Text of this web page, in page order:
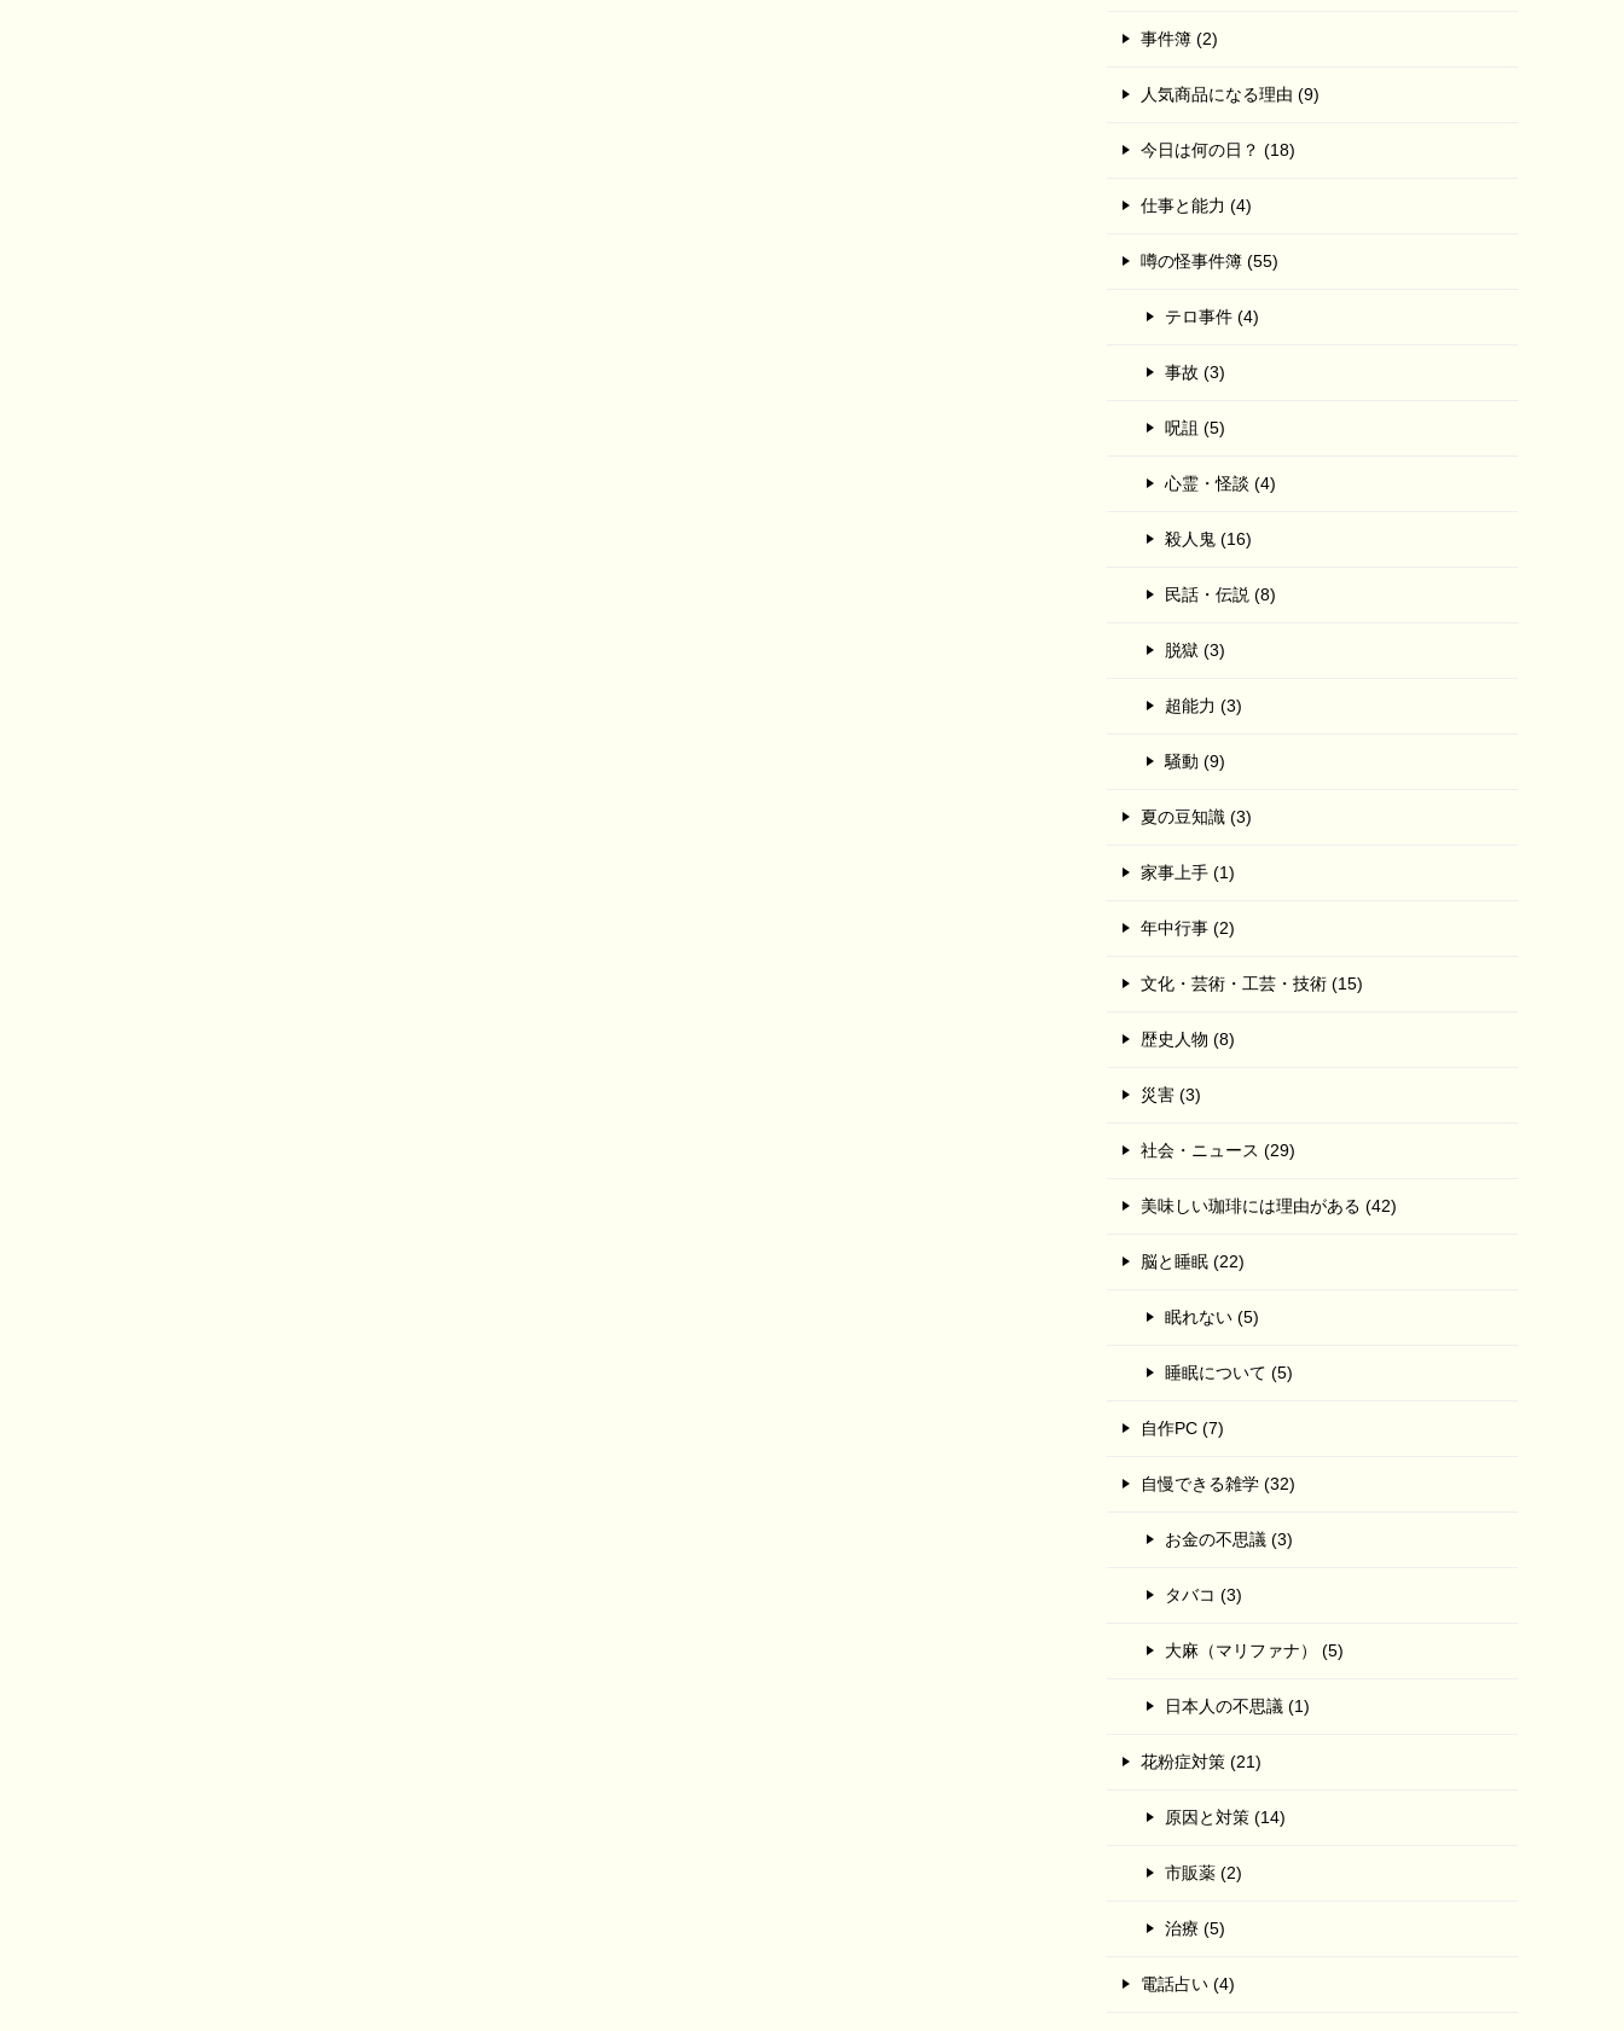
事件簿 (2)
人気商品になる理由 (9)
今日は何の日？ (18)
仕事と能力 (4)
噂の怪事件簿 (55)
テロ事件 (4)
事故 (3)
呪詛 (5)
心霊・怪談 (4)
殺人鬼 (16)
民話・伝説 (8)
脱獄 (3)
超能力 (3)
騒動 (9)
夏の豆知識 (3)
家事上手 (1)
年中行事 (2)
文化・芸術・工芸・技術 (15)
歴史人物 (8)
災害 (3)
社会・ニュース (29)
美味しい珈琲には理由がある (42)
脳と睡眠 (22)
眠れない (5)
睡眠について (5)
自作PC (7)
自慢できる雑学 (32)
お金の不思議 (3)
タバコ (3)
大麻（マリファナ） (5)
日本人の不思議 (1)
花粉症対策 (21)
原因と対策 (14)
市販薬 (2)
治療 (5)
電話占い (4)